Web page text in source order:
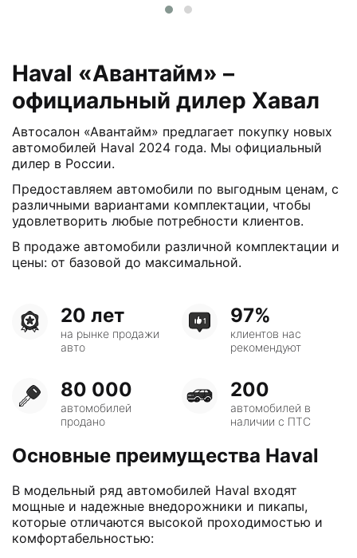
Haval «Авантайм» –
официальный дилер Хавал
Автосалон «Авантайм» предлагает покупку новых
автомобилей Haval 2024 года. Мы официальный
дилер в России.
Предоставляем автомобили по выгодным ценам, с
различными вариантами комплектации, чтобы
удовлетворить любые потребности клиентов.
В продаже автомобили различной комплектации и
цены: от базовой до максимальной.
20 лет
на рынке продажи
авто
97%
клиентов нас
рекомендуют
80 000
автомобилей
продано
200
автомобилей в
наличии с ПТС
Основные преимущества Haval
В модельный ряд автомобилей Haval входят
мощные и надежные внедорожники и пикапы,
которые отличаются высокой проходимостью и
комфортабельностью: